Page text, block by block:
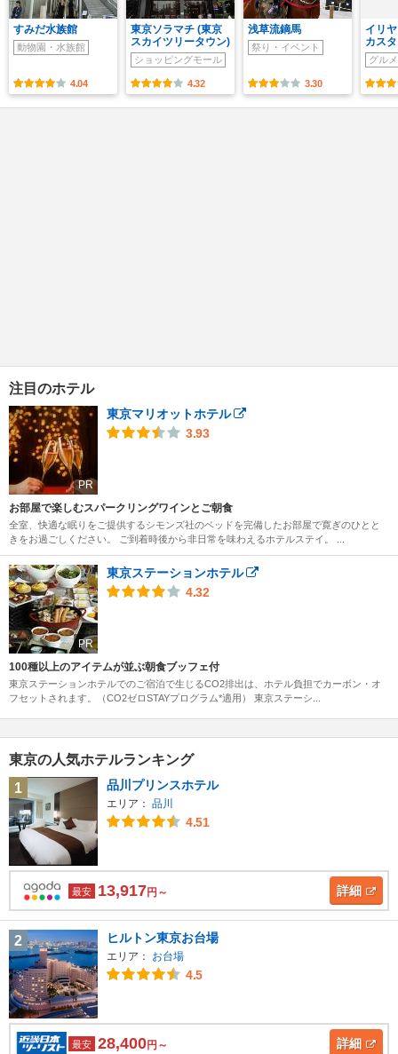
すみだ水族館
動物園・水族館
4.04
東京ソラマチ (東京
スカイツリータウン)
ショッピングモール
4.32
浅草流鏑馬
祭り・イベント
3.30
イリ
カス
グル
注目のホテル
PR
東京マリオットホテル
3.93
お部屋で楽しむスパークリングワインとご朝食
全室、快適な眠りをご提供するシモンズ社のベッドを完備したお部屋で寛ぎのひとと
きをお過ごしください。 ご到着時後から非日常を味わえるホテルステイ。 ...
PR
東京ステーションホテル
4.32
100種以上のアイテムが並ぶ朝食ブッフェ付
東京ステーションホテルでのご宿泊で生じるCO2排出は、ホテル負担でカーボン・オ
フセットされます。（CO2ゼロSTAYプログラム*適用） 東京ステーシ...
東京の人気ホテルランキング
1
品川プリンスホテル
エリア： 品川
4.51
最安 13,917円～ 詳細
2 ヒルトン東京お台場
エリア： お台場
4.5
最安 28,400円～ 詳細